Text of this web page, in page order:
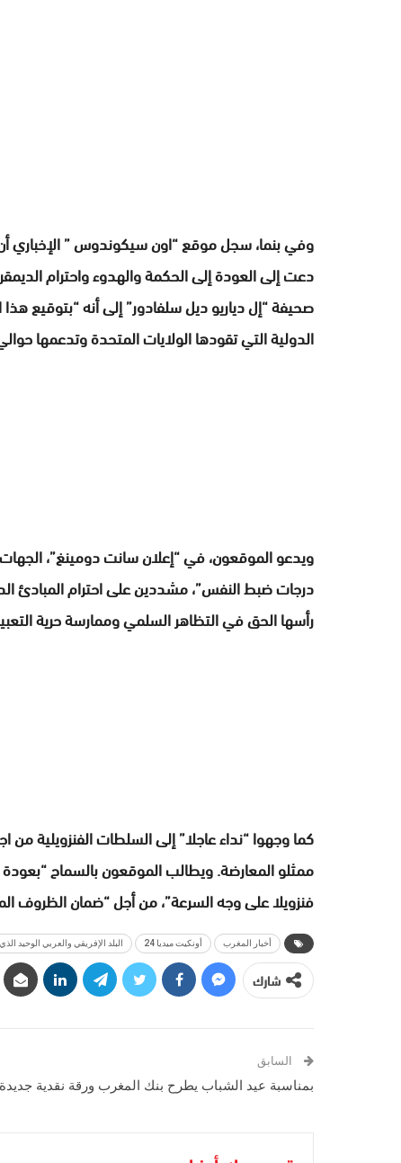
وفي بنما، سجل موقع “اون سيكوندوس ” الإخباري
دعت إلى العودة إلى الحكمة والهدوء واحترام
صحيفة “إل دياريو ديل سلفادور” إلى أنه “بتوقيع
الدولية التي تقودها الولايات المتحدة وتدعمها
ويدعو الموقعون، في “إعلان سانت دومينغ”،
درجات ضبط النفس”، مشددين على احترام المبادئ
رأسها الحق في التظاهر السلمي وممارسة حرية
كما وجهوا “نداء عاجلا” إلى السلطات الفنزويلية
ممثلو المعارضة. ويطالب الموقعون بالسماح
فنزويلا على وجه السرعة”، من أجل “ضمان الظروف
أخبار المغرب أونكيت ميديا 24 البلد الإفريقي والعربي الوحيد
شارك
السابق
بمناسبة عيد الشباب يطرح بنك المغرب ورقة نقدية جديدة